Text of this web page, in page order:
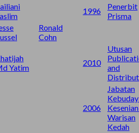
1996
Penerbit
Prisma
Ronald
Cohn
Yatim
2010
Utusan
and
2006
Jabatan
Warisan
Kedah